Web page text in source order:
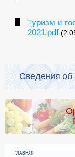
Туризм и
2021.pdf (2
Сведения об
ГЛАВНАЯ